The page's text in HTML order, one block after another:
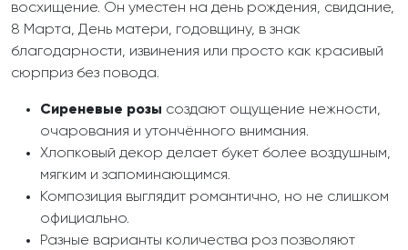
восхищение. Он уместен на день рождения, свидание,
8 Марта, День матери, годовщину, в знак
благодарности, извинения или просто как красивый
сюрприз без повода.
Сиреневые розы создают ощущение нежности,
очарования и утончённого внимания.
Хлопковый декор делает букет более воздушным,
мягким и запоминающимся.
Композиция выглядит романтично, но не слишком
официально.
Разные варианты количества роз позволяют